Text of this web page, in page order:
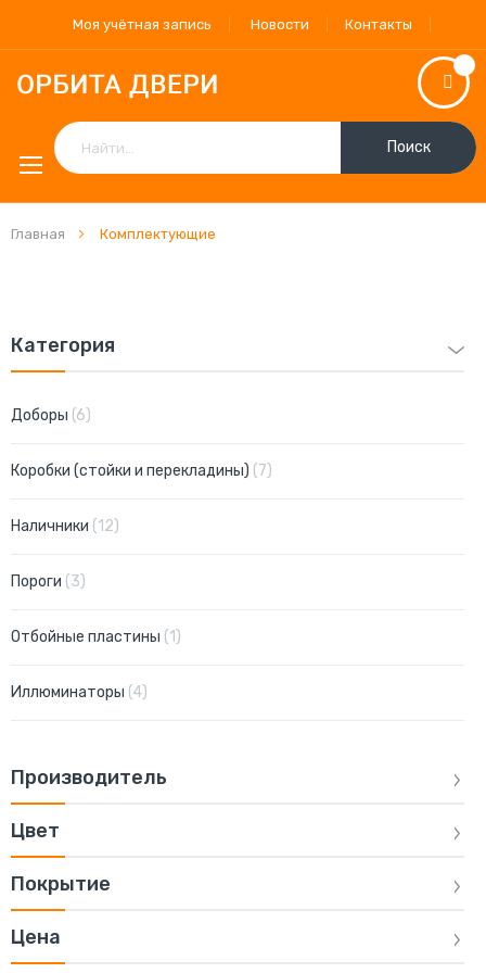
Моя учётная запись Новости Контакты
Поиск
Главная Комплектующие
Категория
Доборы 6позиции
Коробки (стойки и перекладины) 7позиции
Наличники 12позиции
Пороги 3позиции
Отбойные пластины 1позиция
Иллюминаторы 4позиции
Производитель
Цвет
Покрытие
Цена